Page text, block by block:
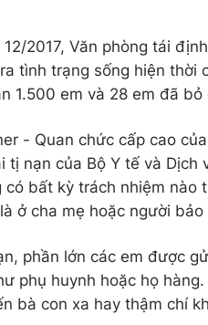
2017, Văn phòng tái
tình trạng sống hiện thời
1.500 em và 28 em đã bỏ
- Quan chức cấp cao
tị nạn của Bộ Y tế và Dịch
có bất kỳ trách nhiệm nào
ở cha mẹ hoặc người
phần lớn các em được
phụ huynh hoặc họ
bà con xa hay thậm chí